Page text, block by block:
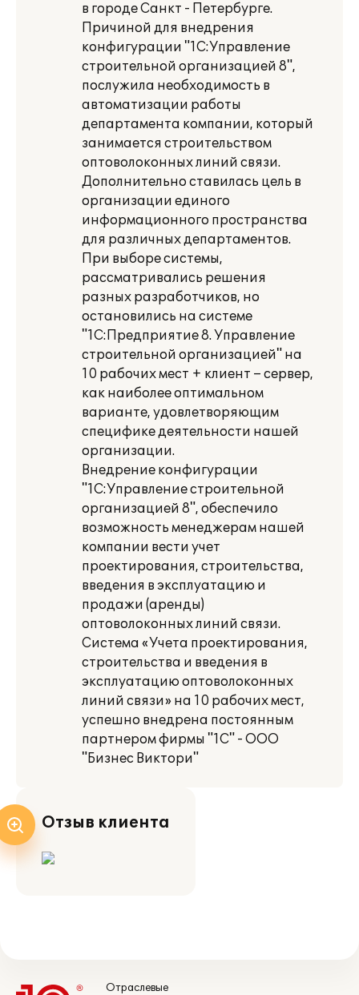
в городе Санкт - Петербурге.
Причиной для внедрения
конфигурации "1С:Управление
строительной организацией 8",
послужила необходимость в
автоматизации работы
департамента компании, который
занимается строительством
оптоволоконных линий связи.
Дополнительно ставилась цель в
организации единого
информационного пространства
для различных департаментов.
При выборе системы,
рассматривались решения
разных разработчиков, но
остановились на системе
"1С:Предприятие 8. Управление
строительной организацией" на
10 рабочих мест + клиент – сервер,
как наиболее оптимальном
варианте, удовлетворяющим
специфике деятельности нашей
организации.
Внедрение конфигурации
"1С:Управление строительной
организацией 8", обеспечило
возможность менеджерам нашей
компании вести учет
проектирования, строительства,
введения в эксплуатацию и
продажи (аренды)
оптоволоконных линий связи.
Система «Учета проектирования,
строительства и введения в
эксплуатацию оптоволоконных
линий связи» на 10 рабочих мест,
успешно внедрена постоянным
партнером фирмы "1С" - ООО
"Бизнес Виктори"
Отзыв клиента
Отраслевые